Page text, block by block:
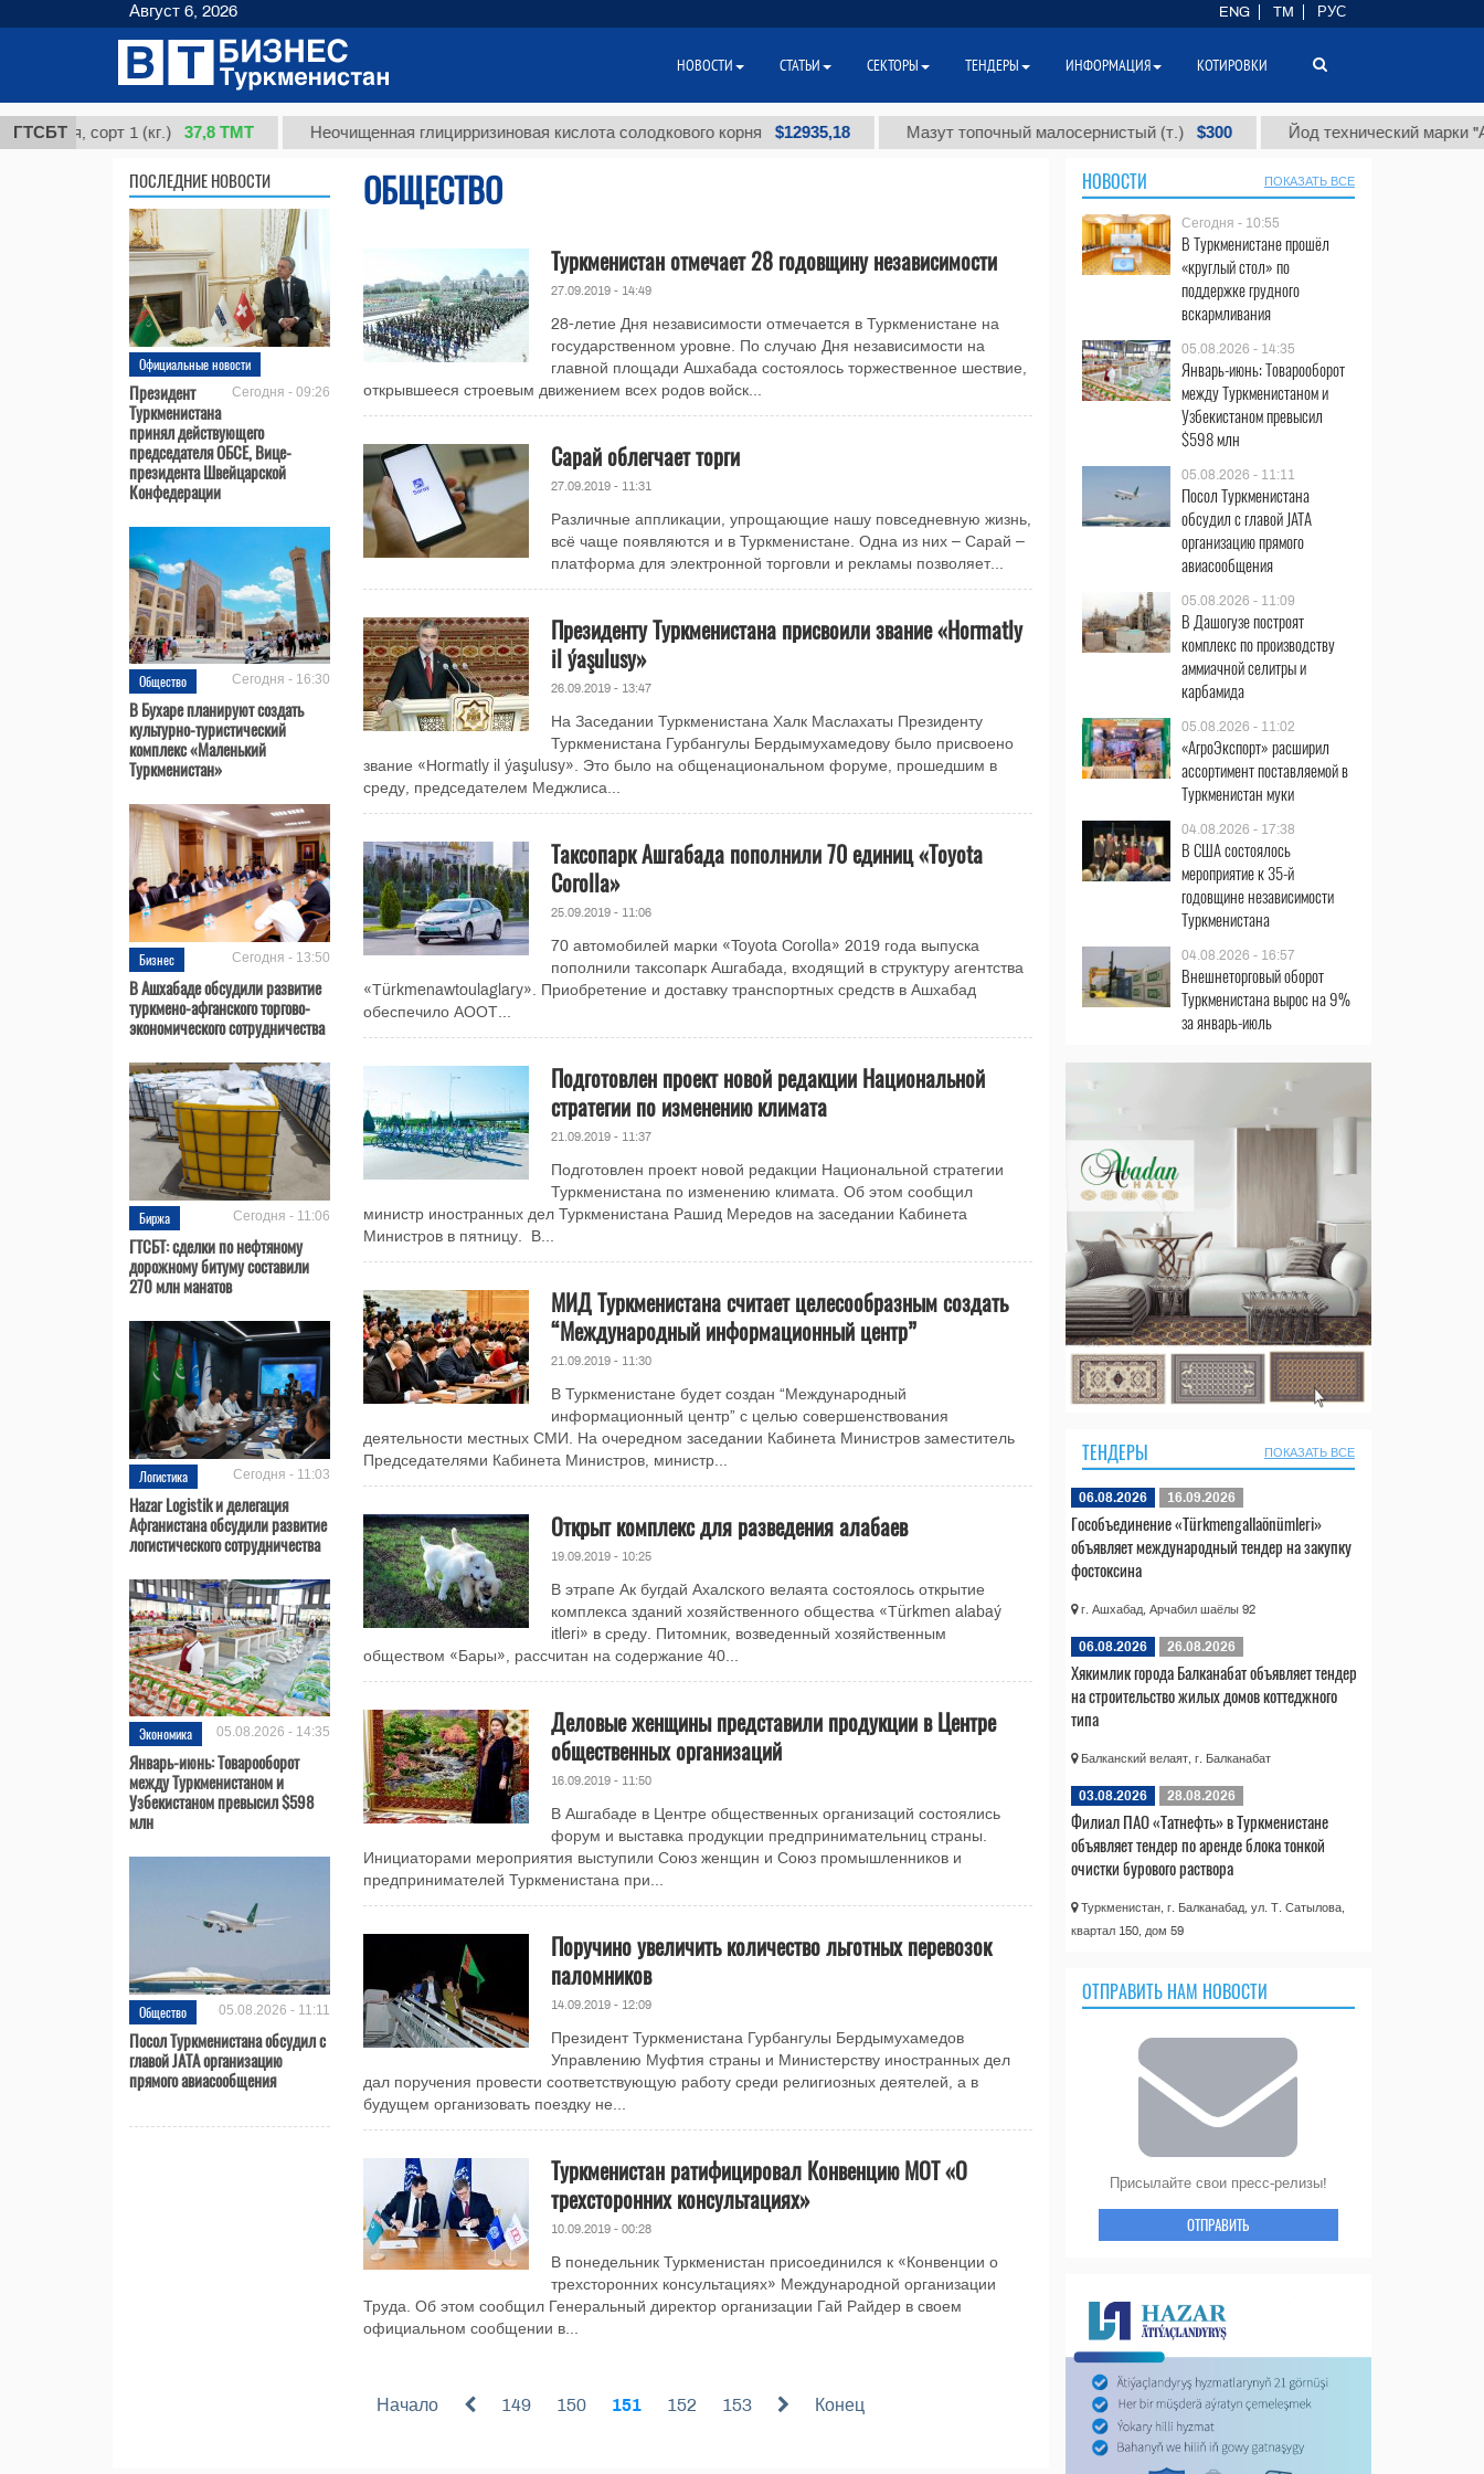
ГТСБТ
сорт 1 (кг.) 37,8 ТМТ Неочищенная глицирризиновая кислота солодкового корня $12935,18 Мазут топочный малосернистый (т.) $300 Йод технический марки "А" (т.)
ПОСЛЕДНИЕ НОВОСТИ
Официальные новости
Сегодня - 09:26
Президент
Туркменистана
принял действующего
председателя ОБСЕ, Вице-
президента Швейцарской
Конфедерации
Общество Сегодня - 16:30
В Бухаре планируют создать
культурно-туристический
комплекс «Маленький
Туркменистан»
Бизнес Сегодня - 13:50
В Ашхабаде обсудили развитие
туркмено-афганского торгово-
экономического сотрудничества
Биржа Сегодня - 11:06
ГТСБТ: сделки по нефтяному
дорожному битуму составили
270 млн манатов
Логистика Сегодня - 11:03
Hazar Logistik и делегация
Афганистана обсудили развитие
логистического сотрудничества
Экономика 05.08.2026 - 14:35
Январь-июнь: Товарооборот
между Туркменистаном и
Узбекистаном превысил $598
млн
Общество 05.08.2026 - 11:11
Посол Туркменистана обсудил с
главой JATA организацию
прямого авиасообщения
ОБЩЕСТВО
Туркменистан отмечает 28 годовщину независимости
27.09.2019 - 14:49
28-летие Дня независимости отмечается в Туркменистане на
государственном уровне. По случаю Дня независимости на
главной площади Ашхабада состоялось торжественное шествие,
открывшееся строевым движением всех родов войск...
Сарай облегчает торги
27.09.2019 - 11:31
Различные аппликации, упрощающие нашу повседневную жизнь,
всё чаще появляются и в Туркменистане. Одна из них – Сарай –
платформа для электронной торговли и рекламы позволяет...
Президенту Туркменистана присвоили звание «Hormatly
il ýaşulusy»
26.09.2019 - 13:47
На Заседании Туркменистана Халк Маслахаты Президенту
Туркменистана Гурбангулы Бердымухамедову было присвоено
звание «Hormatly il ýaşulusy». Это было на общенациональном форуме, прошедшим в
среду, председателем Меджлиса...
Таксопарк Ашгабада пополнили 70 единиц «Toyota
Corolla»
25.09.2019 - 11:06
70 автомобилей марки «Toyota Corolla» 2019 года выпуска
пополнили таксопарк Ашгабада, входящий в структуру агентства
«Тürkmenawtoulaglary». Приобретение и доставку транспортных средств в Ашхабад
обеспечило АООТ...
Подготовлен проект новой редакции Национальной
стратегии по изменению климата
21.09.2019 - 11:37
Подготовлен проект новой редакции Национальной стратегии
Туркменистана по изменению климата. Об этом сообщил
министр иностранных дел Туркменистана Рашид Мередов на заседании Кабинета
Министров в пятницу. В...
МИД Туркменистана считает целесообразным создать
“Международный информационный центр”
21.09.2019 - 11:30
В Туркменистане будет создан “Международный
информационный центр” с целью совершенствования
деятельности местных СМИ. На очередном заседании Кабинета Министров заместитель
Председателями Кабинета Министров, министр...
Открыт комплекс для разведения алабаев
19.09.2019 - 10:25
В этрапе Ак бугдай Ахалского велаята состоялось открытие
комплекса зданий хозяйственного общества «Türkmen alabaý
itleri» в среду. Питомник, возведенный хозяйственным
обществом «Бары», рассчитан на содержание 40...
Деловые женщины представили продукции в Центре
общественных организаций
16.09.2019 - 11:50
В Ашгабаде в Центре общественных организаций состоялись
форум и выставка продукции предпринимательниц страны.
Инициаторами мероприятия выступили Союз женщин и Союз промышленников и
предпринимателей Туркменистана при...
Поручино увеличить количество льготных перевозок
паломников
14.09.2019 - 12:09
Президент Туркменистана Гурбангулы Бердымухамедов
Управлению Муфтия страны и Министерству иностранных дел
дал поручения провести соответствующую работу среди религиозных деятелей, а в
будущем организовать поездку не...
Туркменистан ратифицировал Конвенцию МОТ «О
трехсторонних консультациях»
10.09.2019 - 00:28
В понедельник Туркменистан присоединился к «Конвенции о
трехсторонних консультациях» Международной организации
Труда. Об этом сообщил Генеральный директор организации Гай Райдер в своем
официальном сообщении в...
Начало 149 150 151 152 153 Конец
НОВОСТИ ПОКАЗАТЬ ВСЕ
Сегодня - 10:55
В Туркменистане прошёл
«круглый стол» по
поддержке грудного
вскармливания
05.08.2026 - 14:35
Январь-июнь: Товарооборот
между Туркменистаном и
Узбекистаном превысил
$598 млн
05.08.2026 - 11:11
Посол Туркменистана
обсудил с главой JATA
организацию прямого
авиасообщения
05.08.2026 - 11:09
В Дашогузе построят
комплекс по производству
аммиачной селитры и
карбамида
05.08.2026 - 11:02
«АгроЭкспорт» расширил
ассортимент поставляемой в
Туркменистан муки
04.08.2026 - 17:38
В США состоялось
мероприятие к 35-й
годовщине независимости
Туркменистана
04.08.2026 - 16:57
Внешнеторговый оборот
Туркменистана вырос на 9%
за январь-июль
ТЕНДЕРЫ ПОКАЗАТЬ ВСЕ
06.08.2026 16.09.2026
Гособъединение «Türkmengallaönümleri»
объявляет международный тендер на закупку
фостоксина
г. Ашхабад, Арчабил шаёлы 92
06.08.2026 26.08.2026
Хякимлик города Балканабат объявляет тендер
на строительство жилых домов коттеджного
типа
Балканский велаят, г. Балканабат
03.08.2026 28.08.2026
Филиал ПАО «Татнефть» в Туркменистане
объявляет тендер по аренде блока тонкой
очистки бурового раствора
Туркменистан, г. Балканабад, ул. Т. Сатылова,
квартал 150, дом 59
ОТПРАВИТЬ НАМ НОВОСТИ
Присылайте свои пресс-релизы!
ОТПРАВИТЬ
Август 6, 2026 ENG TM РУС
НОВОСТИ СТАТЬИ СЕКТОРЫ ТЕНДЕРЫ ИНФОРМАЦИЯ КОТИРОВКИ